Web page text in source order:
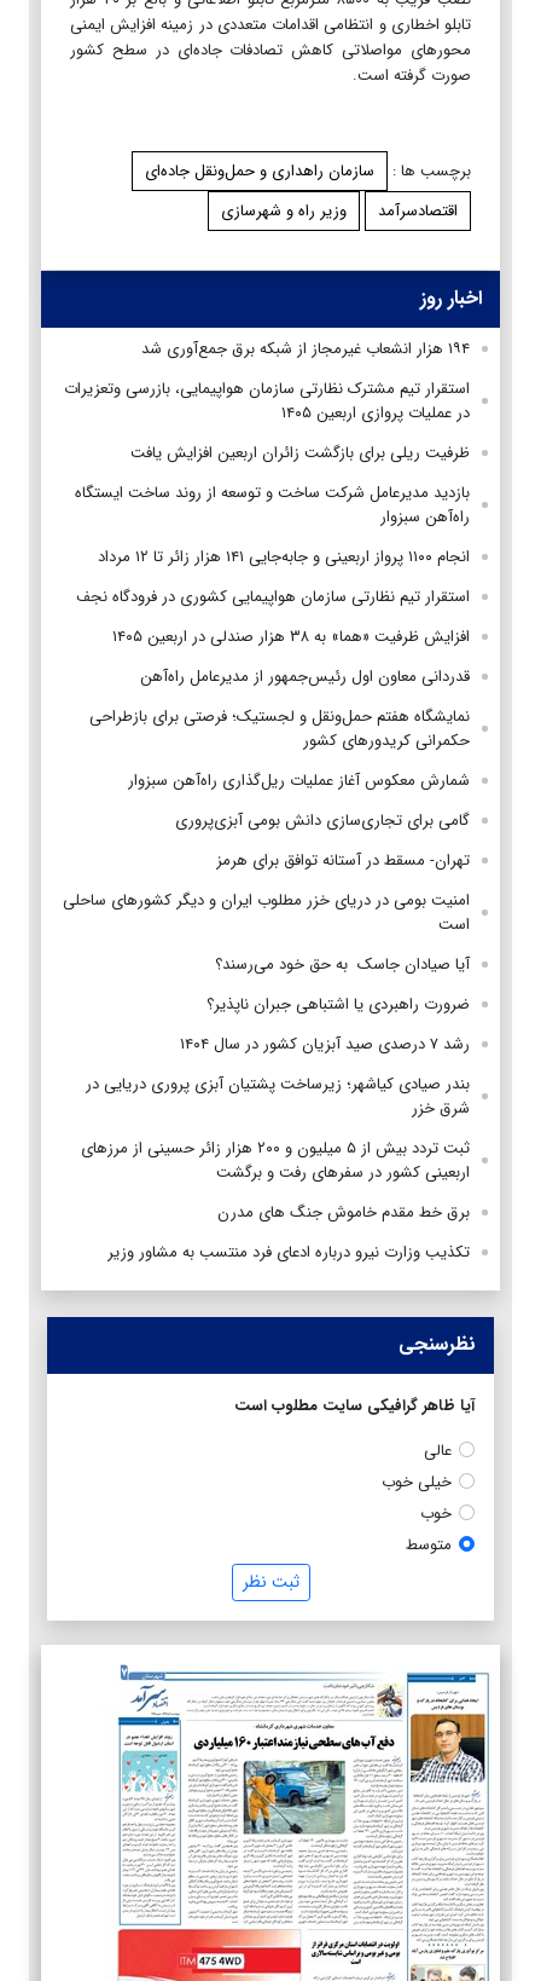
تابلو اخطاری و انتظامی اقدامات متعددی در زمینه افزایش ایمنی
محورهای مواصلاتی کاهش تصادفات جاده‌ای در سطح کشور
صورت گرفته است.
برچسب ها :
سازمان راهداری و حمل‌ونقل جاده‌ای
اقتصادسرآمد
وزیر راه و شهرسازی
اخبار روز
۱۹۴ هزار انشعاب غیرمجاز از شبکه برق جمع‌آوری شد
استقرار تیم مشترک نظارتی سازمان هواپیمایی، بازرسی وتعزیرات
در عملیات پروازی اربعین ۱۴۰۵
ظرفیت ریلی برای بازگشت زائران اربعین افزایش یافت
بازدید مدیرعامل شرکت ساخت و توسعه از روند ساخت ایستگاه
راه‌آهن سبزوار
انجام ۱۱۰۰ پرواز اربعینی و جابه‌جایی ۱۴۱ هزار زائر تا ۱۲ مرداد
استقرار تیم‌ نظارتی سازمان هواپیمایی کشوری در فرودگاه نجف
افزایش ظرفیت «هما» به ۳۸ هزار صندلی در اربعین ۱۴۰۵
قدردانی معاون اول رئیس‌جمهور از مدیرعامل راه‌آهن
نمایشگاه هفتم حمل‌ونقل و لجستیک؛ فرصتی برای بازطراحی
حکمرانی کریدورهای کشور
شمارش معکوس آغاز عملیات ریل‌گذاری راه‌آهن سبزوار
گامی برای تجاری‌سازی دانش بومی آبزی‌پروری
تهران- مسقط در آستانه توافق برای هرمز
امنیت بومی در دریای خزر مطلوب ایران و دیگر کشورهای ساحلی
است
آیا صیادان جاسک به حق خود می‌رسند؟
ضرورت راهبردی یا اشتباهی جبران ناپذیر؟
رشد ۷ درصدی صید آبزیان کشور در سال ۱۴۰۴
بندر صیادی کیاشهر؛ زیرساخت پشتیان آبزی پروری دریایی در
شرق خزر
ثبت تردد بیش از ۵ میلیون و ۲۰۰ هزار زائر حسینی از مرزهای
اربعینی کشور در سفرهای رفت و برگشت
برق خط مقدم خاموش جنگ های مدرن
تکذیب وزارت نیرو درباره ادعای فرد منتسب به مشاور وزیر
نظرسنجی
آیا ظاهر گرافیکی سایت مطلوب است
عالی
خیلی خوب
خوب
متوسط
ثبت نظر